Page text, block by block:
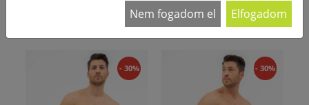
- 30% - 30%
Nem fogadom el Elfogadom